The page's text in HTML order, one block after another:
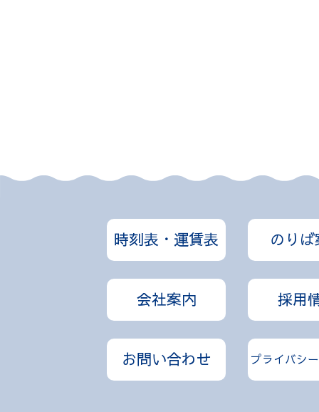
時刻表・運賃表 のりば
会社案内 採用
お問い合わせ プライバシ